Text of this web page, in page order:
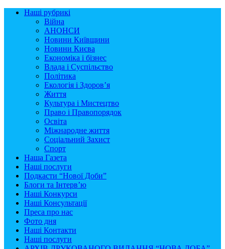
Наші рубрикі
Війна
АНОНСИ
Новини Київщини
Новини Києва
Економіка і бізнес
Влада і Суспільство
Політика
Екологія і Здоров’я
Життя
Культура і Мистецтво
Право і Правопорядок
Освіта
Міжнародне життя
Соціальний Захист
Спорт
Наша Газета
Наші послуги
Подкасти “Нової Доби”
Блоги та Інтерв’ю
Наші Конкурси
Наші Консультації
Преса про нас
Фото дня
Наші Контакти
Наші послуги